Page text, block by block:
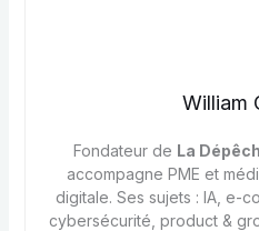
William
Fondateur de La
accompagne PME et
digitale. Ses sujets : IA, e-
cybersécurité, product &